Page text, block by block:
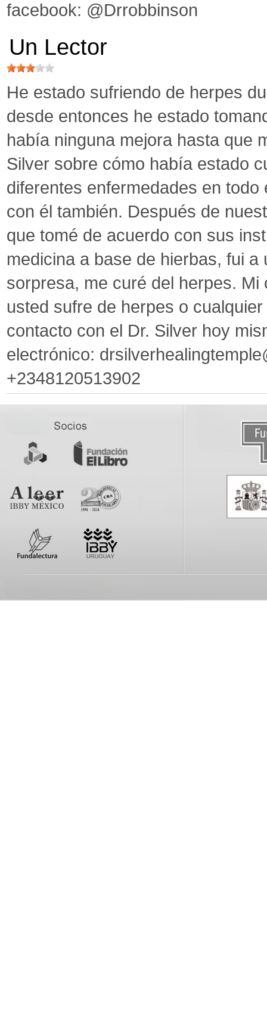
facebook: @Drrobbinson
Un Lector
He estado sufriendo de herpes
desde entonces he estado
había ninguna mejora hasta que
Silver sobre cómo había estado
diferentes enfermedades en
con él también. Después de
que tomé de acuerdo con sus
medicina a base de hierbas, fui
sorpresa, me curé del herpes.
usted sufre de herpes o
contacto con el Dr. Silver hoy
electrónico:
+2348120513902